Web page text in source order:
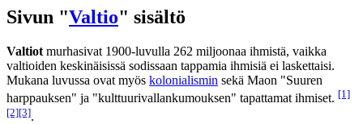
Sivun "Valtio" sisältö
Valtiot murhasivat 1900-luvulla 262 miljoonaa ihmistä, vaikka
valtioiden keskinäisissä sodissaan tappamia ihmisiä ei laskettaisi.
Mukana luvussa ovat myös kolonialismin sekä Maon "Suuren
harppauksen" ja "kulttuurivallankumouksen" tapattamat ihmiset. [1]
[2][3].